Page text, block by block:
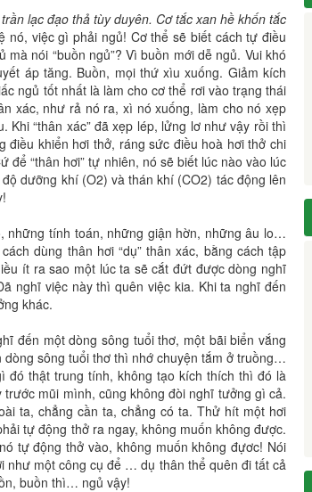
trần lạc đạo thả tùy duyên. Cơ tắc xan hề khốn tắc
việc gì phải ngủ! Cơ thể sẽ biết cách tự điều
nói “buồn ngủ”? Vì buồn mới dễ ngủ. Vui khó
áp tăng. Buồn, mọi thứ xìu xuống. Giảm kích
ngủ tốt nhất là làm cho cơ thể rơi vào trạng thái
xác, như rả nó ra, xì nó xuống, làm cho nó xẹp
“thân xác” đã xẹp lép, lửng lơ như vậy rồi thì
điều khiển hơi thở, ráng sức điều hoà hơi thở chi
“thân hơi” tự nhiên, nó sẽ biết lúc nào vào lúc
dưỡng khí (O2) và thán khí (CO2) tác động lên
những tính toán, những giận hờn, những âu lo…
dùng thân hơi “dụ” thân xác, bằng cách tập
ít ra sao một lúc ta sẽ cắt đứt được dòng nghĩ
nghĩ việc này thì quên việc kia. Khi ta nghĩ đến
khác.
đến một dòng sông tuổi thơ, một bãi biển vắng
sông tuổi thơ thì nhớ chuyện tắm ở truồng…
đó thật trung tính, không tạo kích thích thì đó là
mũi mình, cũng không đòi nghĩ tưởng gì cả.
ta, chẳng cần ta, chẳng có ta. Thử hít một hơi
tự động thở ra ngay, không muốn không được.
tự động thở vào, không muốn không đựơc! Nói
như một công cụ để … dụ thân thể quên đi tất cả
buồn thì… ngủ vậy!